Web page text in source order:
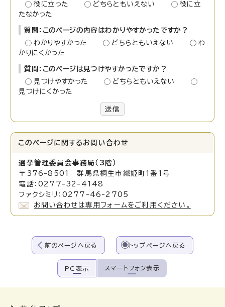
役に立った
どちらともいえない
役に立
たなかった
質問：このページの内容はわかりやすかったですか？
わかりやすかった
どちらともいえない
わ
かりにくかった
質問：このページは見つけやすかったですか？
見つけやすかった
どちらともいえない
見つけにくかった
送信
このページに関する お問い合わせ
選挙管理委員会事務局（3階）
〒376-8501 群馬県桐生市織姫町1番1号
電話：0277-32-4148
ファクシミリ：0277-46-2705
お問い合わせは専用フォームをご利用ください。
前のページへ戻る トップページへ戻る
PC表示 スマートフォン表示